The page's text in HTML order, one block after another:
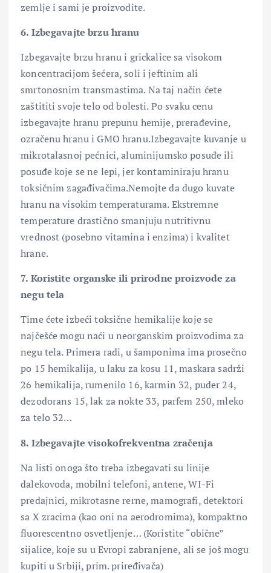
zemlje i sami je proizvodite.
6. Izbegavajte brzu hranu
Izbegavajte brzu hranu i grickalice sa visokom
koncentracijom šećera, soli i jeftinim ali
smrtonosnim transmastima. Na taj način ćete
zaštititi svoje telo od bolesti. Po svaku cenu
izbegavajte hranu prepunu hemije, prerađevine,
ozračenu hranu i GMO hranu.Izbegavajte kuvanje u
mikrotalasnoj pećnici, aluminijumsko posuđe ili
posuđe koje se ne lepi, jer kontaminiraju hranu
toksičnim zagađivačima.Nemojte da dugo kuvate
hranu na visokim temperaturama. Ekstremne
temperature drastično smanjuju nutritivnu
vrednost (posebno vitamina i enzima) i kvalitet
hrane.
7. Koristite organske ili prirodne proizvode za
negu tela
Time ćete izbeći toksične hemikalije koje se
najčešće mogu naći u neorganskim proizvodima za
negu tela. Primera radi, u šamponima ima prosečno
po 15 hemikalija, u laku za kosu 11, maskara sadrži
26 hemikalija, rumenilo 16, karmin 32, puder 24,
dezodorans 15, lak za nokte 33, parfem 250, mleko
za telo 32…
8. Izbegavajte visokofrekventna zračenja
Na listi onoga što treba izbegavati su linije
dalekovoda, mobilni telefoni, antene, WI-Fi
predajnici, mikrotasne rerne, mamografi, detektori
sa X zracima (kao oni na aerodromima), kompaktno
fluorescentno osvetljenje… (Koristite “obične”
sijalice, koje su u Evropi zabranjene, ali se još mogu
kupiti u Srbiji, prim. priređivača)